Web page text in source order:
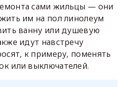
сами жильцы — они
им на пол линолеум
ванну или душевую
идут навстречу
к примеру, поменять
или выключателей.